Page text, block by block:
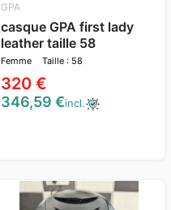
GPA
casque GPA first lady
leather taille 58
Femme Taille : 58
320 €
346,59 €incl.